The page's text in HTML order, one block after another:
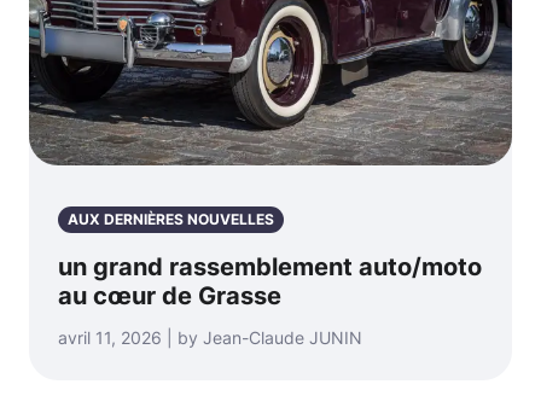
AUX DERNIÈRES NOUVELLES
un grand rassemblement auto/moto
au cœur de Grasse
avril 11, 2026 | by Jean-Claude JUNIN